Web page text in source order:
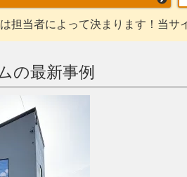
担当者によって決まります！当サ
の最新事例